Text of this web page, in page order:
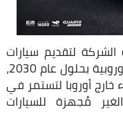
لتقديم سيارات
تعمل بالكهرباء فقط في الأسواق الأوروبية بحلول عام 2030،
خارج أوروبا لتستمر في
مُجهزة للسيارات